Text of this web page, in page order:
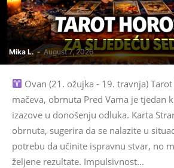
Mika L. - August 7, 2026
Ovan (21. ožujka - 19. travnja)
mačeva, obrnuta Pred Vama je tjedan
izazove u donošenju odluka. Karta
obrnuta, sugerira da se nalazite u
potrebu da učinite ispravnu stvar, no
željene rezultate. Impulsivnost...